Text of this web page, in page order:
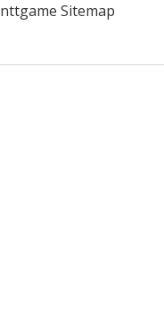
nttgame Sitemap